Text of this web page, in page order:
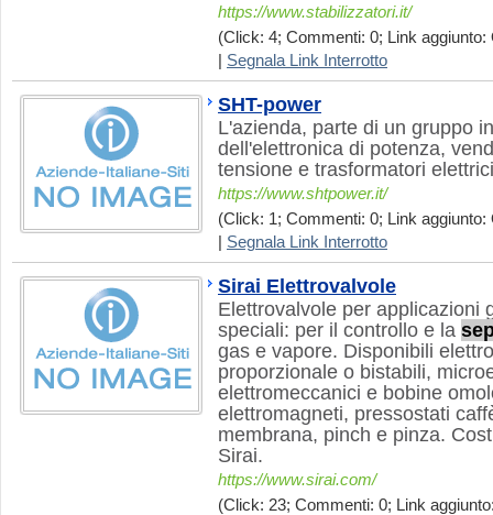
https://www.stabilizzatori.it/
(Click: 4; Commenti: 0; Link aggiunto:
Segnala Link Interrotto
SHT-power
L'azienda, parte di un gruppo
dell'elettronica di potenza,
tensione e trasformatori
https://www.shtpower.it/
(Click: 1; Commenti: 0; Link aggiunto:
Segnala Link Interrotto
Sirai Elettrovalvole
Elettrovalvole per applicazioni
speciali: per il controllo e la
gas e vapore. Disponibili
proporzionale o bistabili,
elettromeccanici e bobine
elettromagneti, pressostati
membrana, pinch e pinza.
Sirai.
https://www.sirai.com/
(Click: 23; Commenti: 0; Link